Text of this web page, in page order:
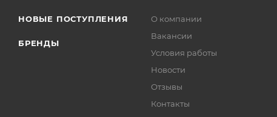
НОВЫЕ ПОСТУПЛЕНИЯ
БРЕНДЫ
О компании
Вакансии
Условия работы
Новости
Отзывы
Контакты